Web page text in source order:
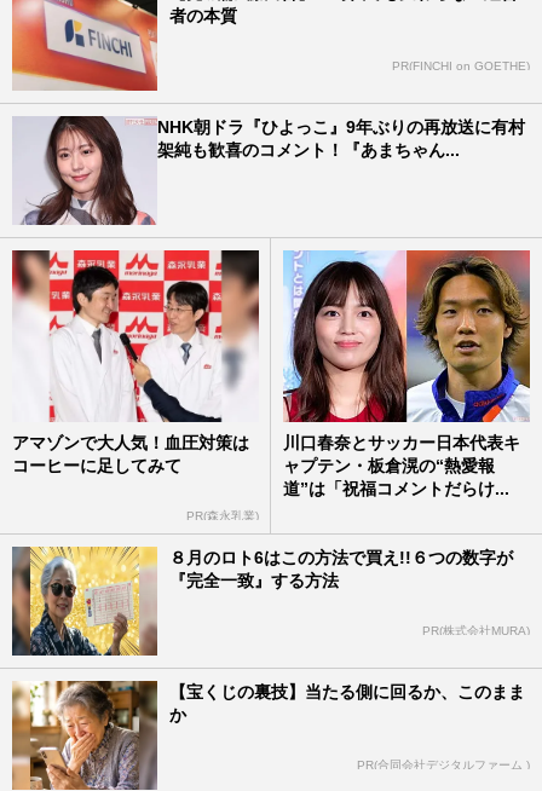
者の本質
PR(FINCHI on GOETHE)
NHK朝ドラ『ひよっこ』9年ぶりの再放送に有村
架純も歓喜のコメント！『あまちゃん...
アマゾンで大人気！血圧対策は
コーヒーに足してみて
PR(森永乳業)
川口春奈とサッカー日本代表キ
ャプテン・板倉滉の“熱愛報
道”は「祝福コメントだらけ...
８月のロト6はこの方法で買え!!６つの数字が
『完全一致』する方法
PR(株式会社MURA)
【宝くじの裏技】当たる側に回るか、このまま
か
PR(合同会社デジタルファーム )